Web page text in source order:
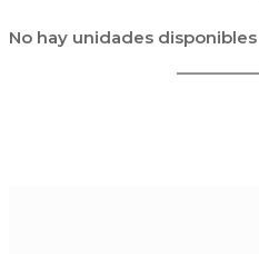
No hay unidades disponibles